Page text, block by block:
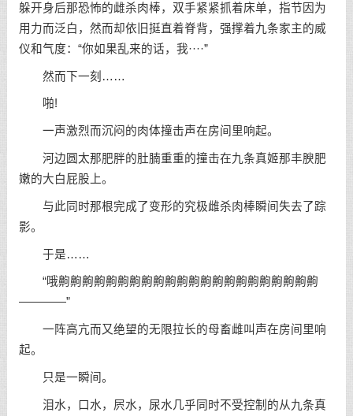
躲开身后那恐怖的雌杀肉棒，双手紧紧抓着床单，指节因为
用力而泛白，然而却依旧挺直着脊背，强撑着九条家主的威
仪和气度：“你如果乱来的话，我····”
然而下一刻……
啪!
一声激烈而沉闷的肉体撞击声在房间里响起。
河边圆太那肥胖的肚腩重重的撞击在九条真姬那丰腴肥
嫩的大白屁股上。
与此同时那根完成了变形的究极雌杀肉棒瞬间失去了踪
影。
于是……
“哦齁齁齁齁齁齁齁齁齁齁齁齁齁齁齁齁齁齁齁齁齁齁
————”
一阵高亢而又绝望的无限拉长的母畜雌叫声在房间里响
起。
只是一瞬间。
泪水，口水，屄水，尿水几乎同时不受控制的从九条真